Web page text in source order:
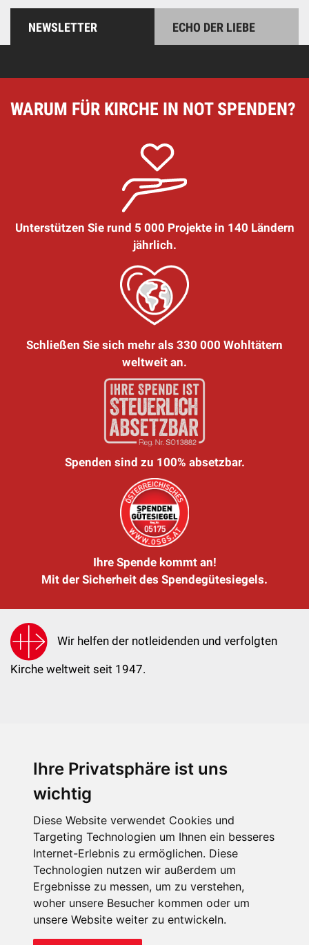
Ihre Privatsphäre ist uns
wichtig
Diese Website verwendet Cookies und
Targeting Technologien um Ihnen ein besseres
Internet-Erlebnis zu ermöglichen. Diese
Technologien nutzen wir außerdem um
Ergebnisse zu messen, um zu verstehen,
woher unsere Besucher kommen oder um
unsere Website weiter zu entwickeln.
NEWSLETTER ECHO DER LIEBE
WARUM FÜR KIRCHE IN NOT SPENDEN?
Unterstützen Sie rund 5 000 Projekte in 140 Ländern
jährlich.
Schließen Sie sich mehr als 330 000 Wohltätern
weltweit an.
Spenden sind zu 100% absetzbar.
Ihre Spende kommt an!
Mit der Sicherheit des Spendegütesiegels.
Wir helfen der notleidenden und verfolgten
Kirche weltweit seit 1947.
KIRCHE IN NOT - Österreich
kin@kircheinnot.at
KIN weltweit